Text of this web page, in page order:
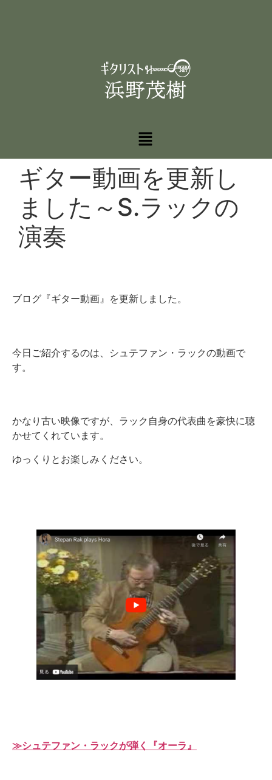
ギター動画を更新し
ました～S.ラックの
演奏
ブログ『ギター動画』を更新しました。
今日ご紹介するのは、シュテファン・ラックの動画で
す。
かなり古い映像ですが、ラック自身の代表曲を豪快に聴
かせてくれています。
ゆっくりとお楽しみください。
≫シュテファン・ラックが弾く『オーラ』